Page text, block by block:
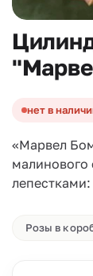
нет в
«Марвел
малинового
Розы в